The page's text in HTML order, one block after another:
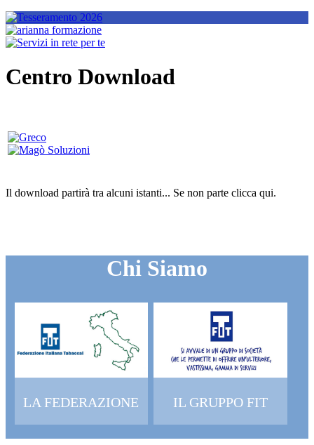
Centro Download
Il download partirà tra alcuni istanti... Se non parte clicca qui.
Chi Siamo
LA FEDERAZIONE IL GRUPPO FIT